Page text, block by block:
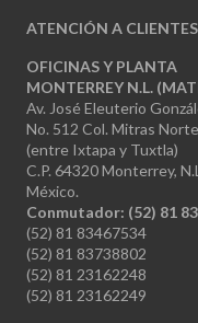
ATENCIÓN A
OFICINAS Y PLANTA
MONTERREY N.L.
Av. José Eleuterio
No. 512 Col. Mitras Norte
(entre Ixtapa y Tuxtla)
C.P. 64320 Monterrey,
México.
Conmutador: (52) 81
(52) 81 83467534
(52) 81 83738802
(52) 81 23162248
(52) 81 23162249